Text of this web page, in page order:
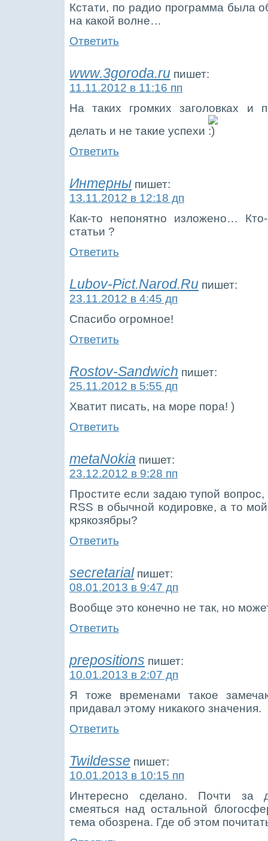
Кстати, по радио программа была
на какой волне…
Ответить
www.3goroda.ru пишет:
11.11.2012 в 11:16 пп
На таких громких заголовках и
делать и не такие успехи
Ответить
Интерны пишет:
13.11.2012 в 12:18 дп
Как-то непонятно изложено…
статьи ?
Ответить
Lubov-Pict.Narod.Ru пишет:
23.11.2012 в 4:45 дп
Спасибо огромное!
Ответить
Rostov-Sandwich пишет:
25.11.2012 в 5:55 дп
Хватит писать, на море пора! )
Ответить
metaNokia пишет:
23.12.2012 в 9:28 пп
Простите если задаю тупой
RSS в обычной кодировке, а то
крякозябры?
Ответить
secretarial пишет:
08.01.2013 в 9:47 дп
Вообще это конечно не так, но
Ответить
prepositions пишет:
10.01.2013 в 2:07 дп
Я тоже временами такое
придавал этому никакого значения.
Ответить
Twildesse пишет:
10.01.2013 в 10:15 пп
Интересно сделано. Почти за
смеяться над остальной
тема обозрена. Где об этом